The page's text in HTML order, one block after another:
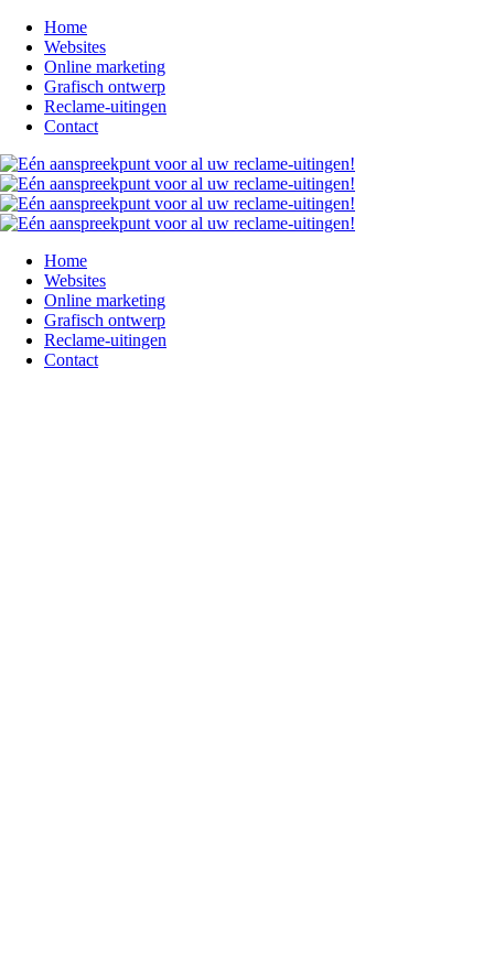
Home
Websites
Online marketing
Grafisch ontwerp
Reclame-uitingen
Contact
Home
Websites
Online marketing
Grafisch ontwerp
Reclame-uitingen
Contact